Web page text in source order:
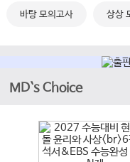
바탕 모의고사 상상
MD`s Choice